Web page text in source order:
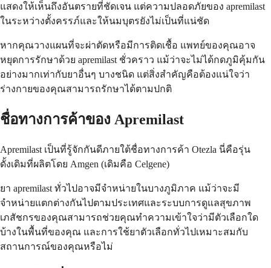
แสดงให้เห็นถึงอันตรายที่ชัดเจน แต่ความปลอดภัยของ apremilast
ในระหว่างตั้งครรภ์และให้นมบุตรยังไม่เป็นที่แน่ชัด
หากคุณวางแผนที่จะผ่าตัดหรือมีการติดเชื้อ แพทย์ของคุณอาจ
หยุดการรักษาด้วย apremilast ชั่วคราว แม้ว่าจะไม่ได้กดภูมิคุ้มกัน
อย่างมากเท่ากับยาอื่นๆ บางชนิด แต่สิ่งสำคัญคือต้องแน่ใจว่า
ร่างกายของคุณสามารถรักษาได้ตามปกติ
ชื่อทางการค้าของ Apremilast
Apremilast เป็นที่รู้จักกันดีภายใต้ชื่อทางการค้า Otezla นี่คือรุ่น
ดั้งเดิมที่ผลิตโดย Amgen (เดิมคือ Celgene)
ยา apremilast ทั่วไปอาจมีจำหน่ายในบางภูมิภาค แม้ว่าจะมี
จำหน่ายแตกต่างกันไปตามประเทศและระบบการดูแลสุขภาพ
เภสัชกรของคุณสามารถช่วยคุณทำความเข้าใจว่ามีตัวเลือกใด
บ้างในพื้นที่ของคุณ และการใช้ยาตัวเลือกทั่วไปเหมาะสมกับ
สถานการณ์ของคุณหรือไม่